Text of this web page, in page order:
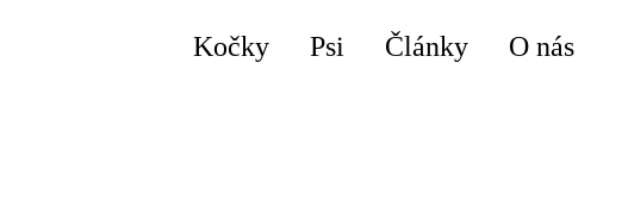
Kočky Psi Články O nás